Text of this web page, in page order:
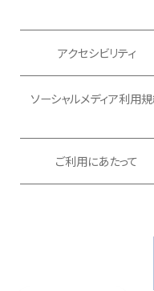
アクセシビリティ
ソーシャルメディア利用
ご利用にあたって